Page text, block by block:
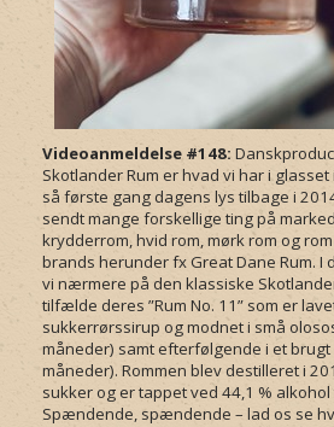
Videoanmeldelse #148:
Skotlander Rum er hvad vi har i
så første gang dagens lys tilbage i
sendt mange forskellige ting på
krydderrom, hvid rom, mørk rom og
brands herunder fx Great Dane Rum. I
vi nærmere på den klassiske
tilfælde deres ”Rum No. 11” som er
sukkerrørssirup og modnet i små
måneder) samt efterfølgende i et
måneder). Rommen blev destilleret i
sukker og er tappet ved 44,1 %
Spændende, spændende – lad os se